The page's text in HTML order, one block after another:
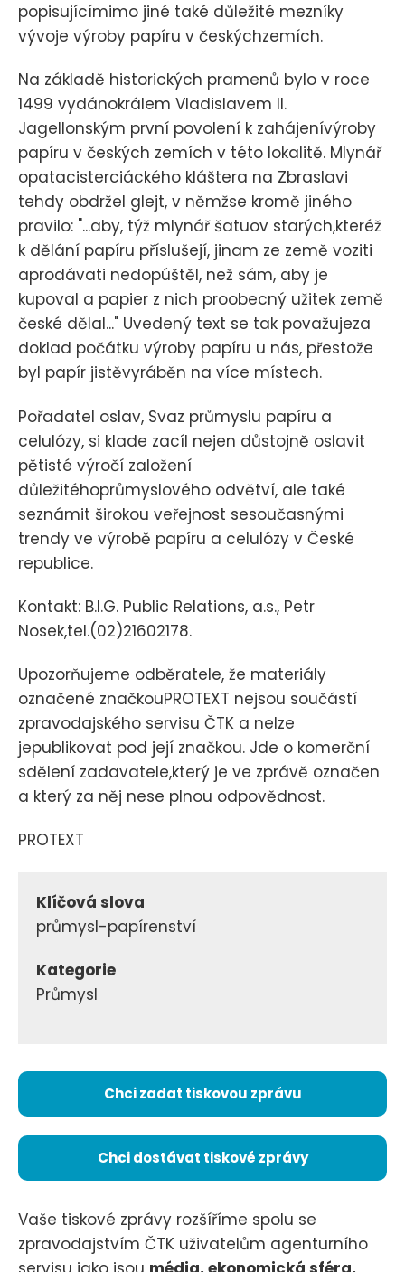
popisujícímimo jiné také důležité mezníky
vývoje výroby papíru v českýchzemích.
Na základě historických pramenů bylo v roce
1499 vydánokrálem Vladislavem II.
Jagellonským první povolení k zahájenívýroby
papíru v českých zemích v této lokalitě. Mlynář
opatacisterciáckého kláštera na Zbraslavi
tehdy obdržel glejt, v němžse kromě jiného
pravilo: "...aby, týž mlynář šatuov starých,kteréž
k dělání papíru příslušejí, jinam ze země voziti
aprodávati nedopúštěl, než sám, aby je
kupoval a papier z nich proobecný užitek země
české dělal..." Uvedený text se tak považujeza
doklad počátku výroby papíru u nás, přestože
byl papír jistěvyráběn na více místech.
Pořadatel oslav, Svaz průmyslu papíru a
celulózy, si klade zacíl nejen důstojně oslavit
pětisté výročí založení
důležitéhoprůmyslového odvětví, ale také
seznámit širokou veřejnost sesoučasnými
trendy ve výrobě papíru a celulózy v České
republice.
Kontakt: B.I.G. Public Relations, a.s., Petr
Nosek,tel.(02)21602178.
Upozorňujeme odběratele, že materiály
označené značkouPROTEXT nejsou součástí
zpravodajského servisu ČTK a nelze
jepublikovat pod její značkou. Jde o komerční
sdělení zadavatele,který je ve zprávě označen
a který za něj nese plnou odpovědnost.
PROTEXT
Klíčová slova
průmysl-papírenství
Kategorie
Průmysl
Chci zadat tiskovou zprávu
Chci dostávat tiskové zprávy
Vaše tiskové zprávy rozšíříme spolu se
zpravodajstvím ČTK uživatelům agenturního